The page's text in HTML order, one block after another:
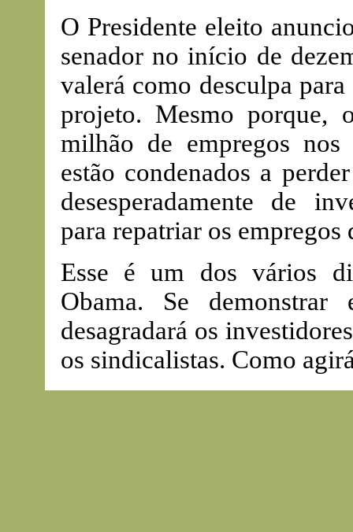
O Presidente eleito
senador no início de
valerá como desculpa
projeto. Mesmo porque,
milhão de empregos
estão condenados a
desesperadamente de
para repatriar os empregos
Esse é um dos vários
Obama. Se
desagradará os
os sindicalistas. Como